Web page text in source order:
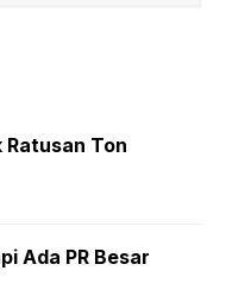
Ratusan Ton
Ada PR Besar